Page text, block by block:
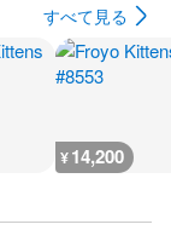
すべて見る
¥14,200